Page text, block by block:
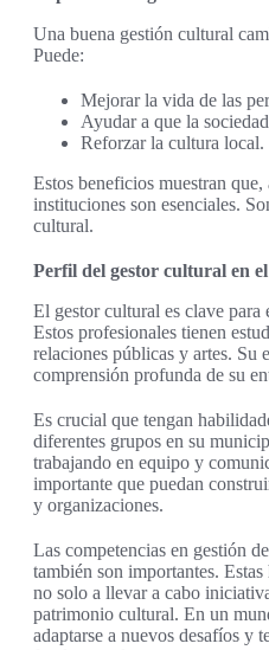
Una buena gestión cultural
Puede:
Mejorar la vida de las
Ayudar a que la
Reforzar la cultura local.
Estos beneficios muestran que,
instituciones son esenciales.
cultural.
Perfil del gestor cultural en
El gestor cultural es clave para
Estos profesionales tienen
relaciones públicas y artes. Su
comprensión profunda de su
Es crucial que tengan
diferentes grupos en su
trabajando en equipo y
importante que puedan
y organizaciones.
Las competencias en gestión
también son importantes.
no solo a llevar a cabo
patrimonio cultural. En un
adaptarse a nuevos desafíos y